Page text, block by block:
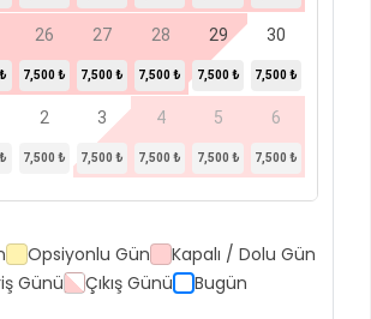
26
7,500 ₺
27
7,500 ₺
28
7,500 ₺
29
7,500 ₺
30
7,500 ₺
2
7,500 ₺
3
7,500 ₺
4
7,500 ₺
5
7,500 ₺
6
7,500 ₺
Opsiyonlu Gün
Kapalı / Dolu Gün
Günü
Çıkış Günü Bugün